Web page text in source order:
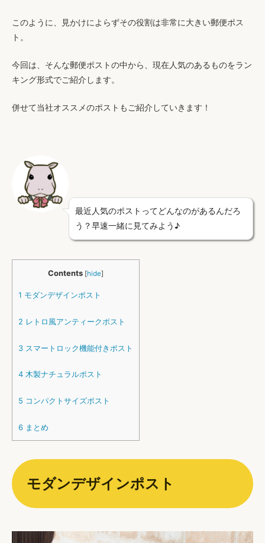
このように、見かけによらずその役割は非常に大きい郵便ポス
ト。
今回は、そんな郵便ポストの中から、現在人気のあるものをラン
キング形式でご紹介します。
併せて当社オススメのポストもご紹介していきます！
最近人気のポストってどんなのがあるんだろ
う？早速一緒に見てみよう♪
Contents [hide]
1 モダンデザインポスト
2 レトロ風アンティークポスト
3 スマートロック機能付きポスト
4 木製ナチュラルポスト
5 コンパクトサイズポスト
6 まとめ
モダンデザインポスト